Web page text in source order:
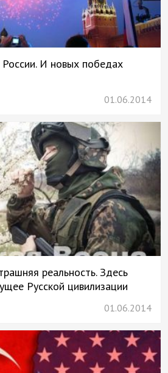
И новых победах
01.06.2014
реальность. Здесь
Русской цивилизации
01.06.2014